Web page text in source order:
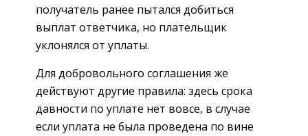
получатель ранее пытался добиться
выплат ответчика, но плательщик
уклонялся от уплаты.
Для добровольного соглашения же
действуют другие правила: здесь срока
давности по уплате нет вовсе, в случае
если уплата не была проведена по вине